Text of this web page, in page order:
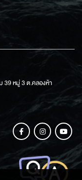
39 หมู่ 3 ต.คลองห้า